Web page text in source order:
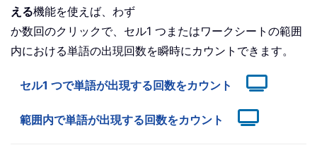
える機能を使えば、わず
か数回のクリックで、セル1 つまたはワークシートの範囲
内における単語の出現回数を瞬時にカウントできます。
セル1 つで単語が出現する回数をカウント
範囲内で単語が出現する回数をカウント